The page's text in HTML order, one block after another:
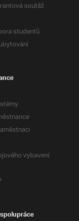
soutěž
studentů
vybavení